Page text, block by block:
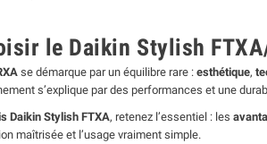
le Daikin Stylish
se démarque par un équilibre rare : esthétique,
s’explique par des performances et une
Daikin Stylish FTXA, retenez l’essentiel : les
maîtrisée et l’usage vraiment simple.